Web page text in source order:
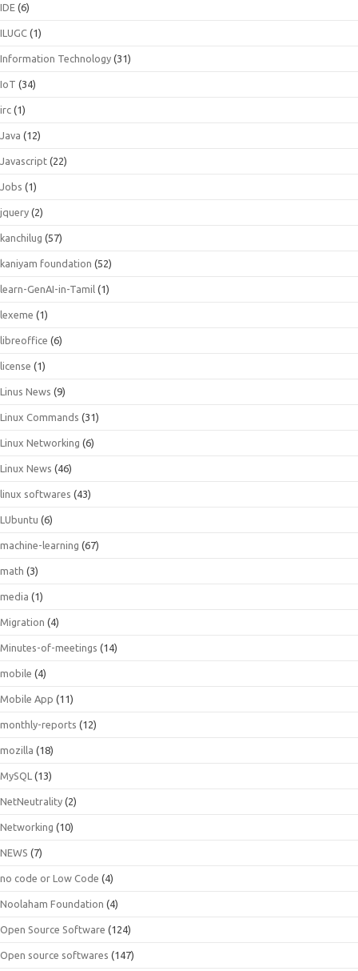
IDE (6)
ILUGC (1)
Information Technology (31)
IoT (34)
irc (1)
Java (12)
Javascript (22)
Jobs (1)
jquery (2)
kanchilug (57)
kaniyam foundation (52)
learn-GenAI-in-Tamil (1)
lexeme (1)
libreoffice (6)
license (1)
Linus News (9)
Linux Commands (31)
Linux Networking (6)
Linux News (46)
linux softwares (43)
LUbuntu (6)
machine-learning (67)
math (3)
media (1)
Migration (4)
Minutes-of-meetings (14)
mobile (4)
Mobile App (11)
monthly-reports (12)
mozilla (18)
MySQL (13)
NetNeutrality (2)
Networking (10)
NEWS (7)
no code or Low Code (4)
Noolaham Foundation (4)
Open Source Software (124)
Open source softwares (147)